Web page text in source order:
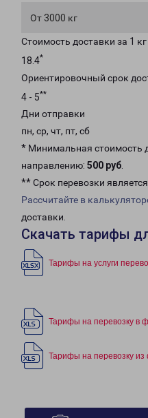
От 3000 кг
Стоимость доставки за 1
18.4*
Ориентировочный срок
4 - 5**
Дни отправки
пн, ср, чт, пт, сб
* Минимальная стоимость
направлению: 500 руб.
** Срок перевозки является
Рассчитайте в
доставки.
Скачать тарифы
Тарифы на услуги
Тарифы на перевозку в
Тарифы на перевозку